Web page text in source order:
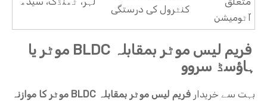
آٹومیشن
کنٹرول کی درستگی
فریم لیس موٹر بمقابلہ BLDC موٹر یا
ہاؤسڈ سروو
بہت سے خریدار
فریم لیس موٹر بمقابلہ BLDC موٹر کا موازنہ